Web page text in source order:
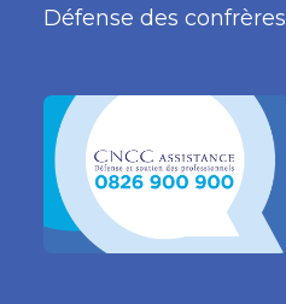
Défense des confrères